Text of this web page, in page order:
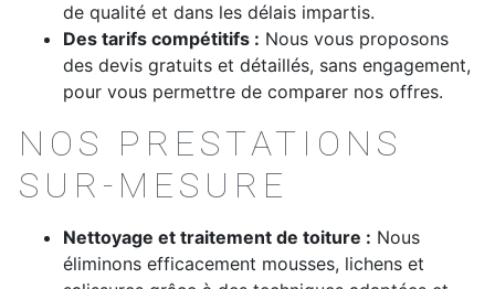
de qualité et dans les délais impartis.
Des tarifs compétitifs : Nous vous proposons
des devis gratuits et détaillés, sans engagement,
pour vous permettre de comparer nos offres.
NOS PRESTATIONS
SUR-MESURE
Nettoyage et traitement de toiture : Nous
éliminons efficacement mousses, lichens et